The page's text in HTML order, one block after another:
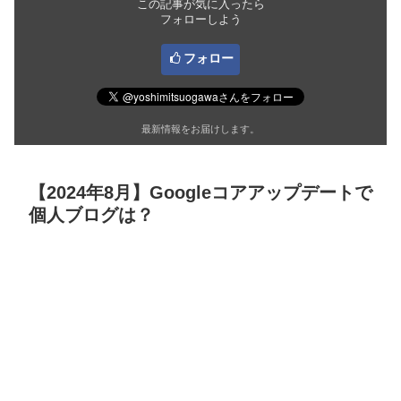
この記事が気に入ったら
フォローしよう
フォロー
最新情報をお届けします。
【2024年8月】Googleコアアップデートで
個人ブログは？